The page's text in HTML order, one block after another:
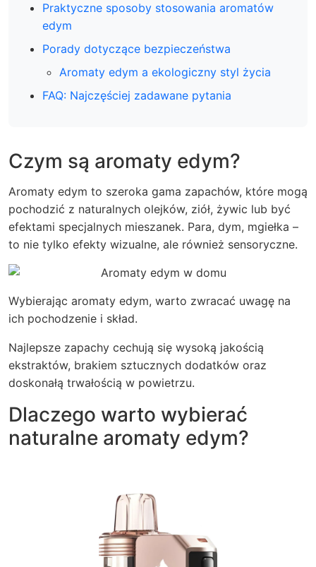
Praktyczne sposoby stosowania aromatów
edym
Porady dotyczące bezpieczeństwa
Aromaty edym a ekologiczny styl życia
FAQ: Najczęściej zadawane pytania
Czym są aromaty edym?
Aromaty edym to szeroka gama zapachów, które mogą
pochodzić z naturalnych olejków, ziół, żywic lub być
efektami specjalnych mieszanek. Para, dym, mgiełka –
to nie tylko efekty wizualne, ale również sensoryczne.
Wybierając aromaty edym, warto zwracać uwagę na
ich pochodzenie i skład.
Najlepsze zapachy cechują się wysoką jakością
ekstraktów, brakiem sztucznych dodatków oraz
doskonałą trwałością w powietrzu.
Dlaczego warto wybierać
naturalne aromaty edym?